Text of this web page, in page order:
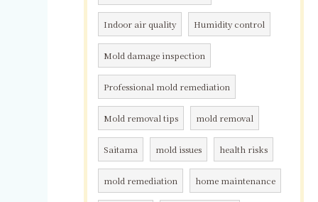
Indoor air quality Humidity control
Mold damage inspection
Professional mold remediation
Mold removal tips mold removal
Saitama mold issues health risks
mold remediation home maintenance